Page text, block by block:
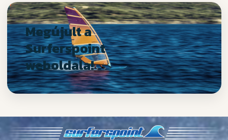
Megújult a
Surferspoint
weboldala!